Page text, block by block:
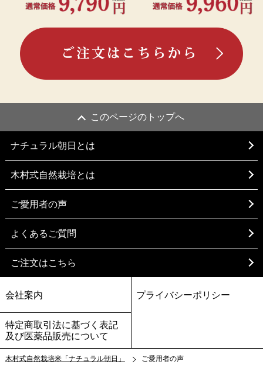
このページのトップへ
ナチュラル朝日とは
木村式自然栽培とは
ご愛用者の声
よくあるご質問
ご注文はこちら
会社案内 プライバシーポリシー
特定商取引法に基づく表記
及び医薬品販売について
木村式自然栽培米「ナチュラル朝日」 ご愛用者の声